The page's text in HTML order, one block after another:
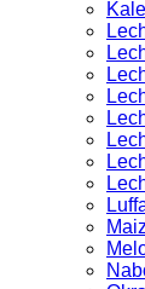
Kale
Maiz